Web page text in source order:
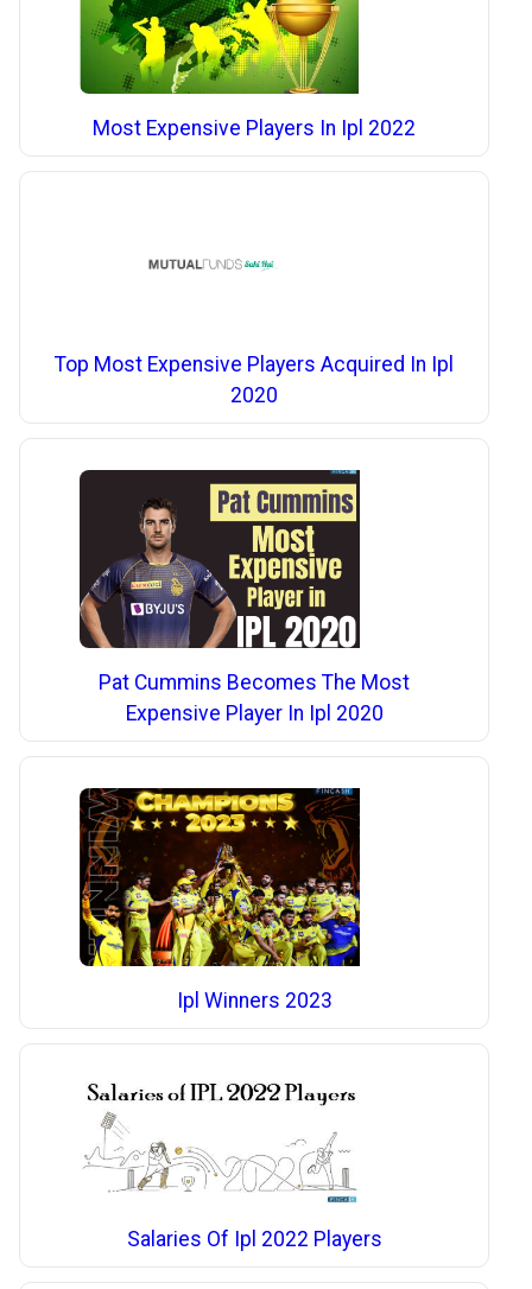
Most Expensive Players In Ipl 2022
Top Most Expensive Players Acquired In Ipl
2020
Pat Cummins Becomes The Most
Expensive Player In Ipl 2020
Ipl Winners 2023
Salaries Of Ipl 2022 Players